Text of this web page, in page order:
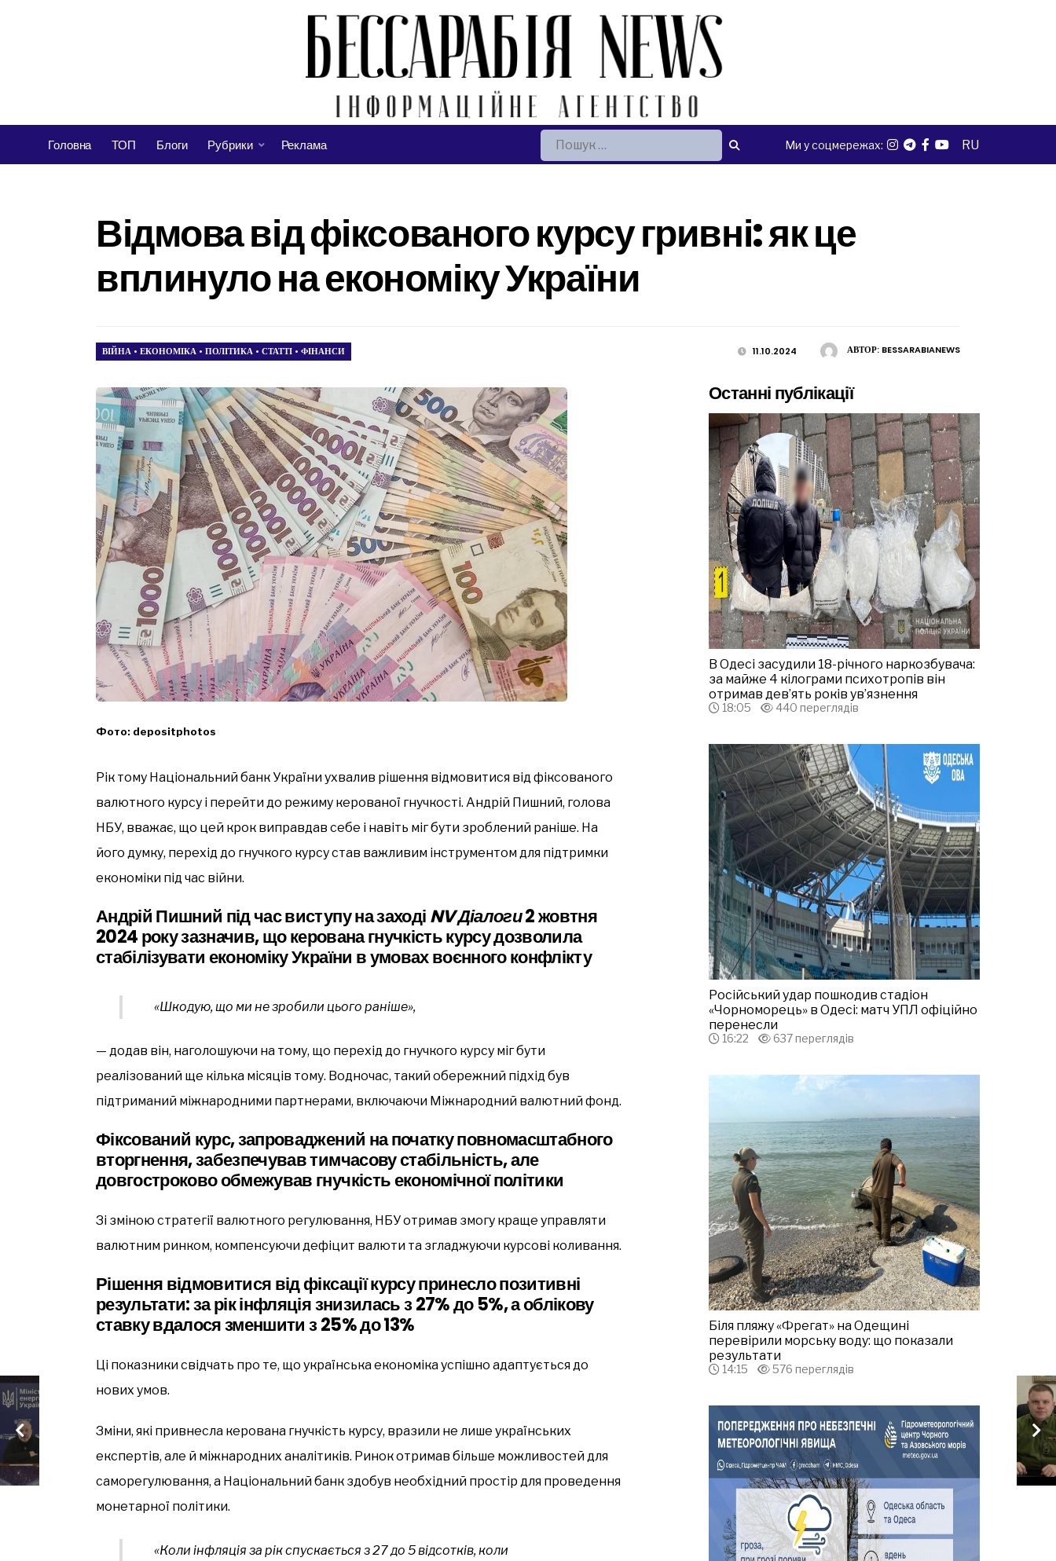
Головна ТОП Блоги Рубрики Реклама Пошук: Ми у соцмережах: RU
Відмова від фіксованого курсу гривні: як це
вплинуло на економіку України
АВТОР: BESSARABIANEWS
11.10.2024
ВІЙНА • ЕКОНОМІКА • ПОЛІТИКА • СТАТТІ • ФІНАНСИ
Фото: depositphotos
Рік тому Національний банк України ухвалив рішення відмовитися від фіксованого
валютного курсу і перейти до режиму керованої гнучкості. Андрій Пишний, голова
НБУ, вважає, що цей крок виправдав себе і навіть міг бути зроблений раніше. На
його думку, перехід до гнучкого курсу став важливим інструментом для підтримки
економіки під час війни.
Андрій Пишний під час виступу на заходіNV Діалоги2 жовтня
2024 рокузазначив, що керована гнучкість курсу дозволила
стабілізувати економіку України в умовах воєнного конфлікту
«Шкодую, що ми не зробили цього раніше»,
— додав він, наголошуючи на тому, що перехід до гнучкого курсу міг бути
реалізований ще кілька місяців тому. Водночас, такий обережний підхід був
підтриманий міжнародними партнерами, включаючи Міжнародний валютний фонд.
Фіксований курс, запроваджений на початку повномасштабного
вторгнення, забезпечував тимчасову стабільність, але
довгостроково обмежував гнучкість економічної політики
Зі зміною стратегії валютного регулювання, НБУ отримав змогу краще управляти
валютним ринком, компенсуючи дефіцит валюти та згладжуючи курсові коливання.
Рішення відмовитися від фіксації курсу принесло позитивні
результати: за рік інфляція знизилась з 27% до 5%, а облікову
ставку вдалося зменшити з 25% до 13%
Ці показники свідчать про те, що українська економіка успішно адаптується до
нових умов.
Зміни, які привнесла керована гнучкість курсу, вразили не лише українських
експертів, але й міжнародних аналітиків. Ринок отримав більше можливостей для
саморегулювання, а Національний банк здобув необхідний простір для проведення
монетарної політики.
«Коли інфляція за рік спускається з 27 до 5 відсотків, коли
Останні публікації
В Одесі засудили 18-річного наркозбувача:
за майже 4 кілограми психотропів він
отримав дев’ять років ув’язнення
18:05 440 переглядів
Російський удар пошкодив стадіон
«Чорноморець» в Одесі: матч УПЛ офіційно
перенесли
16:22 637 переглядів
Біля пляжу «Фрегат» на Одещині
перевірили морську воду: що показали
результати
14:15 576 переглядів